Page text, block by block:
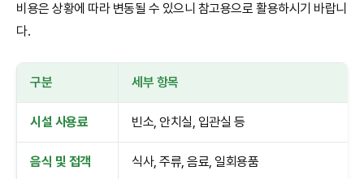
비용은 상황에 따라 변동될 수 있으니 참고용으로 활용하시기 바랍니
다.
구분 세부 항목
시설 사용료 빈소, 안치실, 입관실 등
음식 및 접객 식사, 주류, 음료, 일회용품